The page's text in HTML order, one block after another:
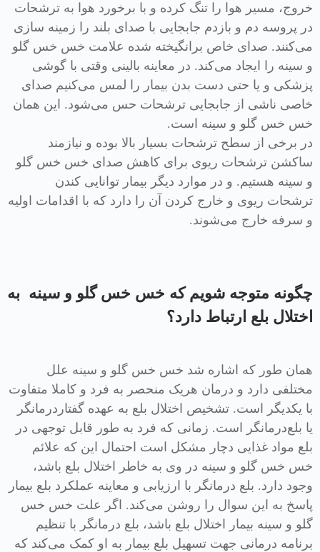
خروج، مسیر هوا را تنگ کرده و با برخورد هوا به ترشحات
در پروسه دم و بازدم جابجایی با صدای بلند را زمینه سازی
می‌کنند. صدای خاص برانگیخته شده علامت خس خس گلو
و سینه را ایجاد می‌کند. در معاینه بالینی وقتی با گوشی
پزشکی و یا حتی دست بدن بیمار را لمس می‌کنیم صدای
خاصی ناشی از جابجایی ترشحات حس می‌شود. این همان
خس خس گلو و سینه است.
در برخی از سطح ترشحات بسیار بالا بوده و نیازمند
ساکشن ترشحات ریوی برای کاهش صدای خس خس گلو
و سینه هستیم. و در موارد دیگر بیمار توانایی کندن
ترشحات ریوی و خارج کردن آن را دارد که با اقدامات اولیه
و سرفه خارج می‌شوند.
چگونه متوجه شویم که خس خس گلو و سینه به
اختلال بلع ارتباط دارد؟
همان طور که اشاره شد خس خس گلو و سینه علل
مختلفی دارد و درمان هریک منحصر به فرد و کاملا متفاوت
با یکدیگر است. تشخیص اختلال بلع به عهده گفتاردرمانگر
یا بلع‌درمانگر است. زمانی که فرد به طور قابل توجهی در
بلع مواد غذایی دچار مشکل است احتمال این که علائم
خس خس گلو و سینه در وی به خاطر اختلال بلع باشد،
وجود دارد. بلع درمانگر با ارزیابی و معاینه عملکرد بلع بیمار
پاسخ به این سوال را روشن می‌کند. اگر علت خس خس
گلو و سینه بیمار اختلال بلع باشد، بلع درمانگر با تنظیم
برنامه درمانی جهت تسهیل بلع بیمار به او کمک می‌کند که